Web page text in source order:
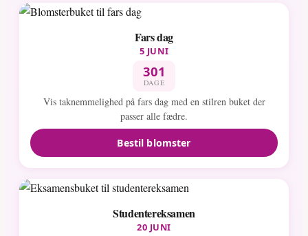
Fars dag
5 JUNI
301
DAGE
Vis taknemmelighed på fars dag med en stilren buket der
passer alle fædre.
Bestil blomster
Studentereksamen
20 JUNI